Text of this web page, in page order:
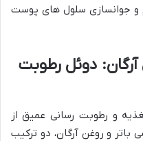
و جوانسازی سلول های پوست
آرگان: دوئل رطوبت
و رطوبت رسانی عمیق از
باتر و روغن آرگان، دو ترکیب